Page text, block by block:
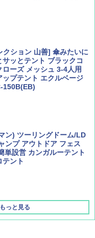
周年を祝して！
年 9 月号【特別付録:
"財布 ランダム2種】
図・統計・移動から読み
書)
クション 山善] 傘みたいに
ッとテント ブラックコ
ーズ メッシュ 3-4人用
プテント エクルベージ
150B(EB)
ン) ツーリングドーム/LD
ンプ アウトドア フェス
単設営 カンガルーテント
テント
っと見る